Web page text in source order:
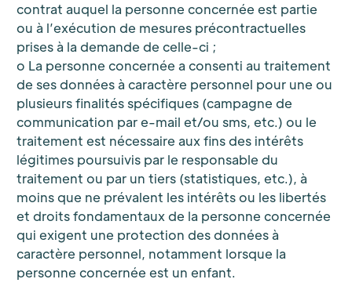
contrat auquel la personne concernée est partie
ou à l’exécution de mesures précontractuelles
prises à la demande de celle-ci ;
o La personne concernée a consenti au traitement
de ses données à caractère personnel pour une ou
plusieurs finalités spécifiques (campagne de
communication par e-mail et/ou sms, etc.) ou le
traitement est nécessaire aux fins des intérêts
légitimes poursuivis par le responsable du
traitement ou par un tiers (statistiques, etc.), à
moins que ne prévalent les intérêts ou les libertés
et droits fondamentaux de la personne concernée
qui exigent une protection des données à
caractère personnel, notamment lorsque la
personne concernée est un enfant.